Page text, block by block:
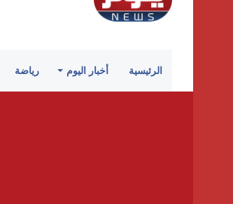
الرئيسية أخبار اليوم رياضة